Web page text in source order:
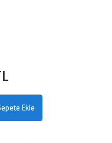
Ekle